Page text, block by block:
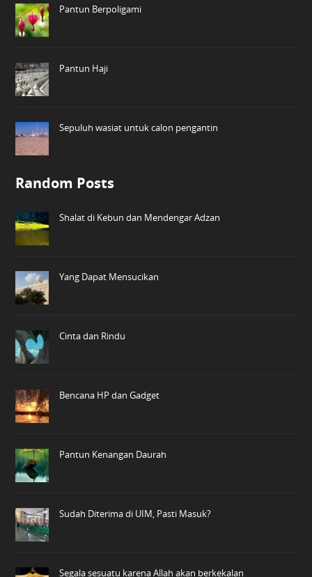
Pantun Berpoligami
Pantun Haji
Sepuluh wasiat untuk calon pengantin
Random Posts
Shalat di Kebun dan Mendengar Adzan
Yang Dapat Mensucikan
Cinta dan Rindu
Bencana HP dan Gadget
Pantun Kenangan Daurah
Sudah Diterima di UIM, Pasti Masuk?
Segala sesuatu karena Allah akan berkekalan